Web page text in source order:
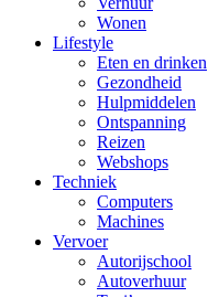
Wonen
Lifestyle
Eten en drinken
Gezondheid
Hulpmiddelen
Ontspanning
Reizen
Webshops
Techniek
Computers
Machines
Vervoer
Autorijschool
Autoverhuur